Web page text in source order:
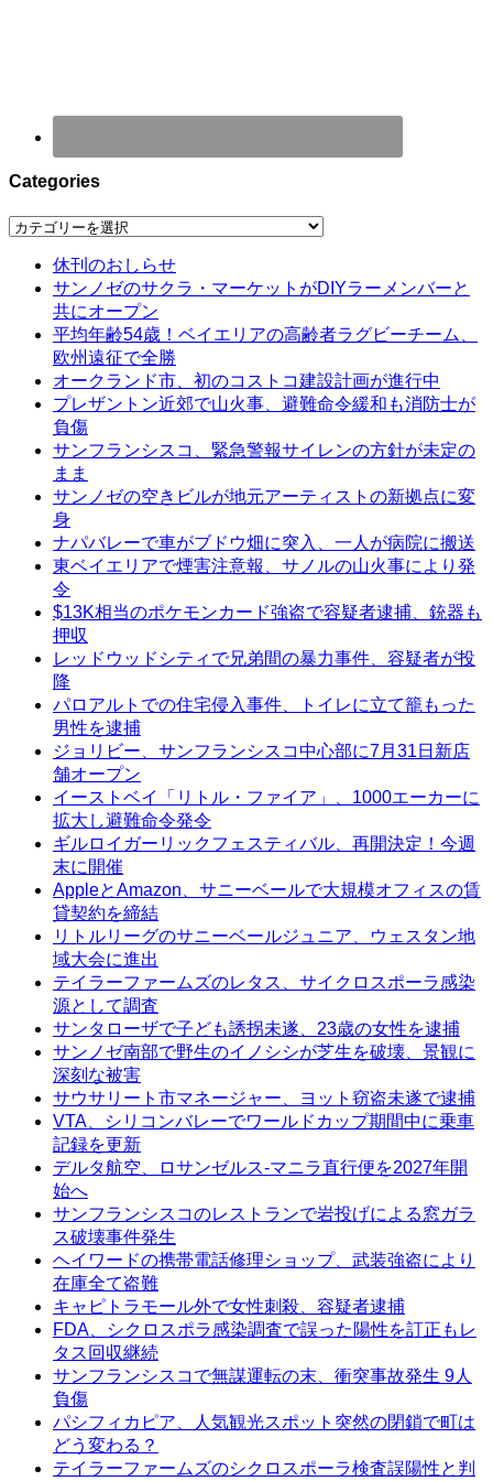
Categories
Categories
休刊のおしらせ
サンノゼのサクラ・マーケットがDIYラーメンバーと
共にオープン
平均年齢54歳！ベイエリアの高齢者ラグビーチーム、
欧州遠征で全勝
オークランド市、初のコストコ建設計画が進行中
プレザントン近郊で山火事、避難命令緩和も消防士が
負傷
サンフランシスコ、緊急警報サイレンの方針が未定の
まま
サンノゼの空きビルが地元アーティストの新拠点に変
身
ナパバレーで車がブドウ畑に突入、一人が病院に搬送
東ベイエリアで煙害注意報、サノルの山火事により発
令
$13K相当のポケモンカード強盗で容疑者逮捕、銃器も
押収
レッドウッドシティで兄弟間の暴力事件、容疑者が投
降
パロアルトでの住宅侵入事件、トイレに立て籠もった
男性を逮捕
ジョリビー、サンフランシスコ中心部に7月31日新店
舗オープン
イーストベイ「リトル・ファイア」、1000エーカーに
拡大し避難命令発令
ギルロイガーリックフェスティバル、再開決定！今週
末に開催
AppleとAmazon、サニーベールで大規模オフィスの賃
貸契約を締結
リトルリーグのサニーベールジュニア、ウェスタン地
域大会に進出
テイラーファームズのレタス、サイクロスポーラ感染
源として調査
サンタローザで子ども誘拐未遂、23歳の女性を逮捕
サンノゼ南部で野生のイノシシが芝生を破壊、景観に
深刻な被害
サウサリート市マネージャー、ヨット窃盗未遂で逮捕
VTA、シリコンバレーでワールドカップ期間中に乗車
記録を更新
デルタ航空、ロサンゼルス-マニラ直行便を2027年開
始へ
サンフランシスコのレストランで岩投げによる窓ガラ
ス破壊事件発生
ヘイワードの携帯電話修理ショップ、武装強盗により
在庫全て盗難
キャピトラモール外で女性刺殺、容疑者逮捕
FDA、シクロスポラ感染調査で誤った陽性を訂正もレ
タス回収継続
サンフランシスコで無謀運転の末、衝突事故発生 9人
負傷
パシフィカピア、人気観光スポット突然の閉鎖で町は
どう変わる？
テイラーファームズのシクロスポーラ検査誤陽性と判